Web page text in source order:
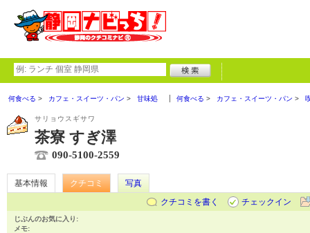
何食べる カフェ・スイーツ・パン 甘味処 何食べる カフェ・スイーツ・パン
サリョウスギサワ
茶寮 すぎ澤
090-5100-2559
基本情報 クチコミ
写真
クチコミを書く
チェックイン
じぶんのお気に入り:
メモ: